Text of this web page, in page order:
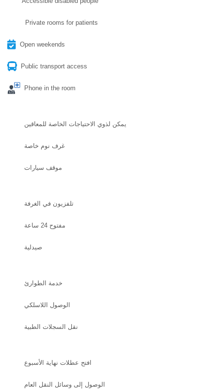
Private rooms for patients
Open weekends
Public transport access
Phone in the room
يمكن لذوي الاحتياجات الخاصة للمعاقين
غرف نوم خاصة
موقف سيارات
تلفزيون في الغرفة
مفتوح 24 ساعة
صيدلية
خدمة الطوارئ
الوصول اللاسلكي
نقل السجلات الطبية
افتح عطلات نهاية الأسبوع
الوصول إلى وسائل النقل العام